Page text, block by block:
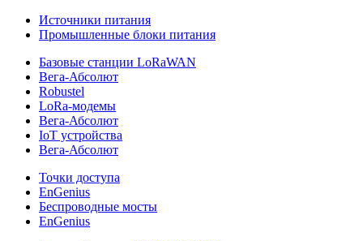
Источники питания
Промышленные блоки питания
Базовые станции LoRaWAN
Вега-Абсолют
Robustel
LoRa-модемы
Вега-Абсолют
IoT устройства
Вега-Абсолют
Точки доступа
EnGenius
Беспроводные мосты
EnGenius